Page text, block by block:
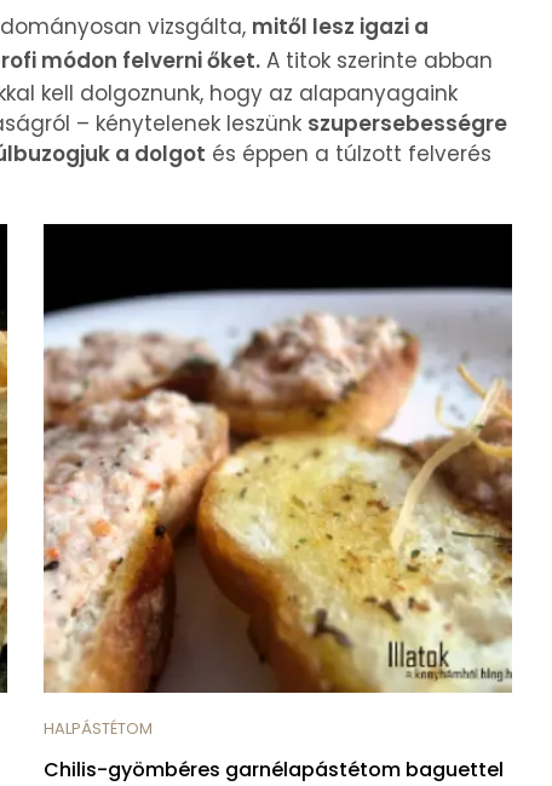
vizsgálta, mitől lesz igazi a
módon felverni őket. A titok szerinte abban
kell dolgoznunk, hogy az alapanyagaink
– kénytelenek leszünk szupersebességre
a dolgot és éppen a túlzott felverés
HALPÁSTÉTOM
Chilis-gyömbéres garnélapástétom baguettel